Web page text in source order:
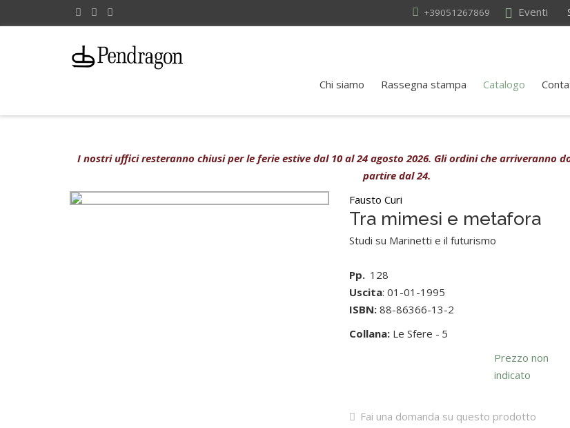
Eventi
+39051267869
Chi siamo Rassegna stampa Catalogo
I nostri uffici resteranno chiusi per le ferie estive dal 10 al 24 agosto 2026. Gli ordini che arriveranno
partire dal 24.
Fausto Curi
Tra mimesi e metafora
Studi su Marinetti e il futurismo
Pp. 128
Uscita: 01-01-1995
ISBN: 88-86366-13-2
Collana: Le Sfere - 5
Prezzo non
indicato
Fai una domanda su questo prodotto